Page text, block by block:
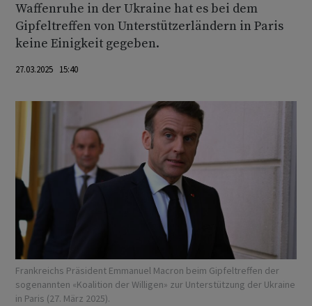
Waffenruhe in der Ukraine hat es bei dem
Gipfeltreffen von Unterstützerländern in Paris
keine Einigkeit gegeben.
27.03.2025 15:40
Frankreichs Präsident Emmanuel Macron beim Gipfeltreffen der
sogenannten «Koalition der Willigen» zur Unterstützung der Ukraine
in Paris (27. März 2025).